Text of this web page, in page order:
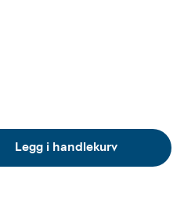
Legg i handlekurv